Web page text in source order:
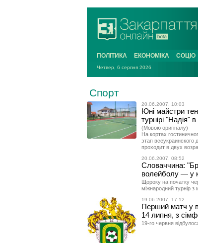
ПОЛІТИКА ЕКОНОМІКА СОЦІО
Четвер, 6 серпня 2026
Спорт
20.06.2007, 10:03
Юні майстри
турнірі "Надія"
(Мовою оригіналу)
На кортах
этап всеукраинского
проходит в двух
20.06.2007, 08:52
Словаччина:
волейболу — у
Щороку на початку
міжнародний турнір з
19.06.2007, 17:12
Перший матч у
14 липня, з
19-го червня